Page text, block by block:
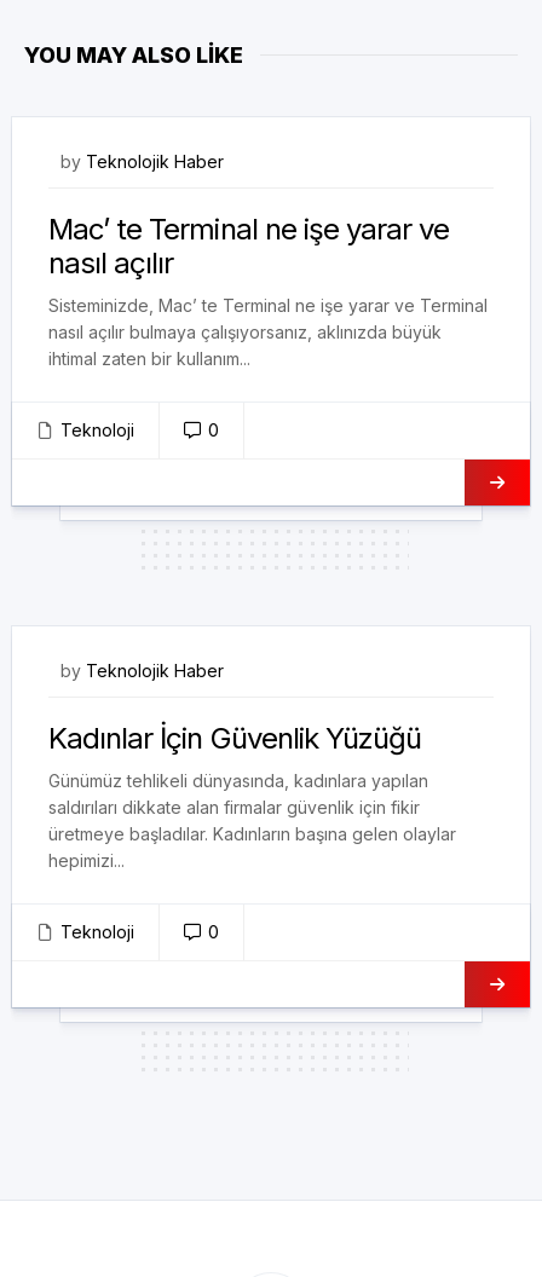
YOU MAY ALSO LIKE
by Teknolojik Haber
Mac’ te Terminal ne işe yarar ve
nasıl açılır
Sisteminizde, Mac’ te Terminal ne işe yarar ve Terminal
nasıl açılır bulmaya çalışıyorsanız, aklınızda büyük
ihtimal zaten bir kullanım...
Teknoloji 0
by Teknolojik Haber
Kadınlar İçin Güvenlik Yüzüğü
Günümüz tehlikeli dünyasında, kadınlara yapılan
saldırıları dikkate alan firmalar güvenlik için fikir
üretmeye başladılar. Kadınların başına gelen olaylar
hepimizi...
Teknoloji 0